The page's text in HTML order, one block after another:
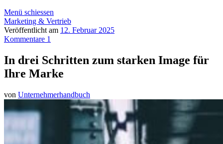
Menü schiessen
Marketing & Vertrieb
Veröffentlicht am 12. Februar 2025
Kommentare 1
In drei Schritten zum starken Image für
Ihre Marke
von Unternehmerhandbuch